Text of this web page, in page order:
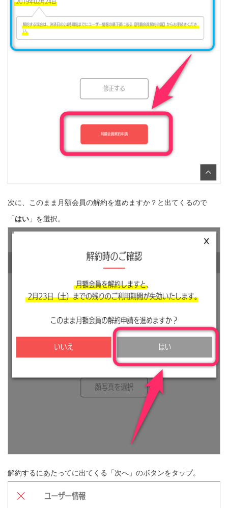
次に、このまま月額会員の解約を進めますか？と出てくるので
「はい 」を選択。
解約するにあたってに出てくる「次へ」のボタンをタップ。